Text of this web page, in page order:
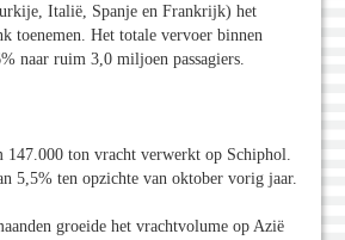
Italië, Spanje en Frankrijk) het
toenemen. Het totale vervoer binnen
naar ruim 3,0 miljoen passagiers.
ton vracht verwerkt op Schiphol.
5,5% ten opzichte van oktober vorig jaar.
groeide het vrachtvolume op Azië